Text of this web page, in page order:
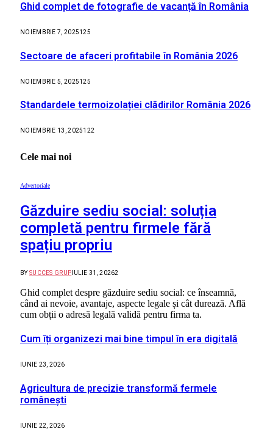
Ghid complet de fotografie de vacanță în România
NOIEMBRIE 7, 2025125
Sectoare de afaceri profitabile în România 2026
NOIEMBRIE 5, 2025125
Standardele termoizolației clădirilor România 2026
NOIEMBRIE 13, 2025122
Cele mai noi
Advertoriale
Găzduire sediu social: soluția
completă pentru firmele fără
spațiu propriu
BY SUCCES GRUP IULIE 31, 20262
Ghid complet despre găzduire sediu social: ce înseamnă,
când ai nevoie, avantaje, aspecte legale și cât durează. Află
cum obții o adresă legală validă pentru firma ta.
Cum îți organizezi mai bine timpul în era digitală
IUNIE 23, 2026
Agricultura de precizie transformă fermele
românești
IUNIE 22, 2026